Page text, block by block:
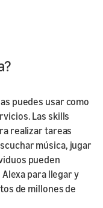
puedes usar como
Las skills
realizar tareas
música, jugar
pueden
para llegar y
de millones de